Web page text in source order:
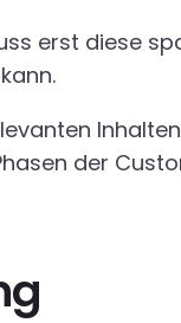
erst diese
der